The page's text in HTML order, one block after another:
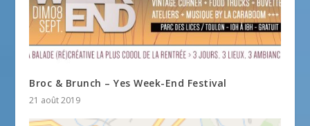
Broc & Brunch – Yes Week-End Festival
21 août 2019